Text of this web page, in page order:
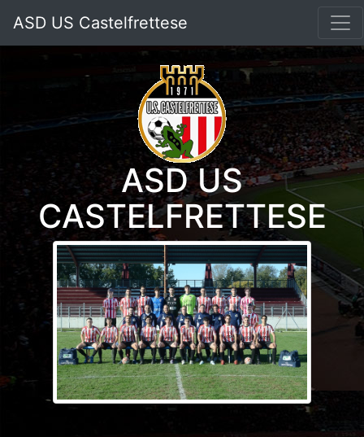
ASD US Castelfrettese
ASD US
CASTELFRETTESE